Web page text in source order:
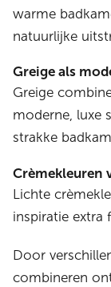
warme
natuurlijke
Greige als
Greige
moderne, luxe
strakke
Crèmekleuren
Lichte
inspiratie extra
Door
combineren